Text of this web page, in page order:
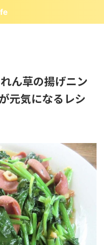
ん草の揚げニン
元気になるレシ